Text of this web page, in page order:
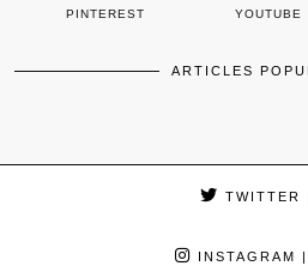
PINTEREST YOUTUBE
ARTICLES
TWITTER
INSTAGRAM